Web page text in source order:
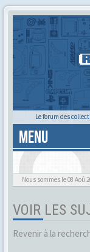
Le forum des
MENU
Alors tu trouves ?
Nous sommes le 08 Aoû
VOIR LES
Revenir à la